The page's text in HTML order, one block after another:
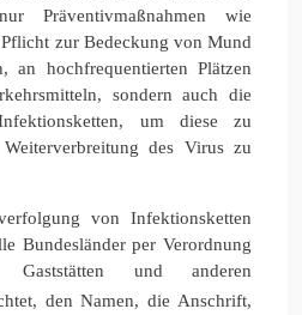
Präventivmaßnahmen wie
zur Bedeckung von Mund
an hochfrequentierten Plätzen
sondern auch die
um diese zu
des Virus zu
von Infektionsketten
Bundesländer per Verordnung
und anderen
den Namen, die Anschrift,